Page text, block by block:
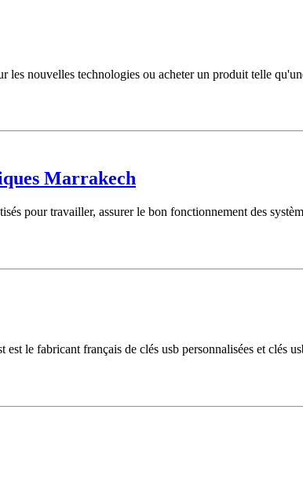
nouvelles technologies ou acheter un produit telle
Marrakech
pour travailler, assurer le bon fonctionnement des
le fabricant français de clés usb personnalisées et clés